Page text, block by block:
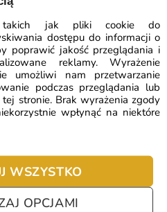
takich jak pliki cookie do
dostępu do informacji o
poprawić jakość przeglądania i
reklamy. Wyrażenie
umożliwi nam przetwarzanie
podczas przeglądania lub
stronie. Brak wyrażenia zgody
wpłynąć na niektóre
WSZYSTKO
OPCJAMI
efekt cieszący oko przez lata.
osób szukających
najważniejsze atuty
o każdy detal
instrukcji i
powierzchni bez efektu
pytania
każdym zakupie. Ale jeżeli
najczęściej zadawane pytania.